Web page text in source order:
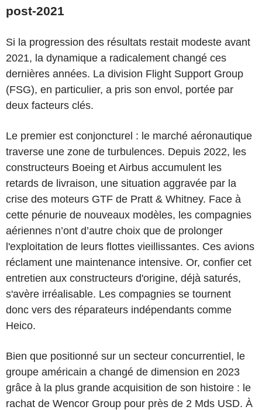
post-2021
Si la progression des résultats restait modeste avant
2021, la dynamique a radicalement changé ces
dernières années. La division Flight Support Group
(FSG), en particulier, a pris son envol, portée par
deux facteurs clés.
Le premier est conjoncturel : le marché aéronautique
traverse une zone de turbulences. Depuis 2022, les
constructeurs Boeing et Airbus accumulent les
retards de livraison, une situation aggravée par la
crise des moteurs GTF de Pratt & Whitney. Face à
cette pénurie de nouveaux modèles, les compagnies
aériennes n’ont d’autre choix que de prolonger
l'exploitation de leurs flottes vieillissantes. Ces avions
réclament une maintenance intensive. Or, confier cet
entretien aux constructeurs d'origine, déjà saturés,
s'avère irréalisable. Les compagnies se tournent
donc vers des réparateurs indépendants comme
Heico.
Bien que positionné sur un secteur concurrentiel, le
groupe américain a changé de dimension en 2023
grâce à la plus grande acquisition de son histoire : le
rachat de Wencor Group pour près de 2 Mds USD. À